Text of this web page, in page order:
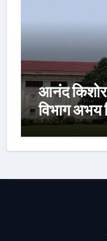
आनंद किशोर
विभाग अभय